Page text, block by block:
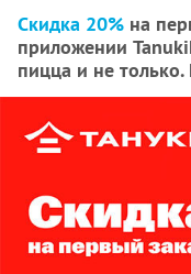
Скидка 20% на
приложении
пицца и не только.